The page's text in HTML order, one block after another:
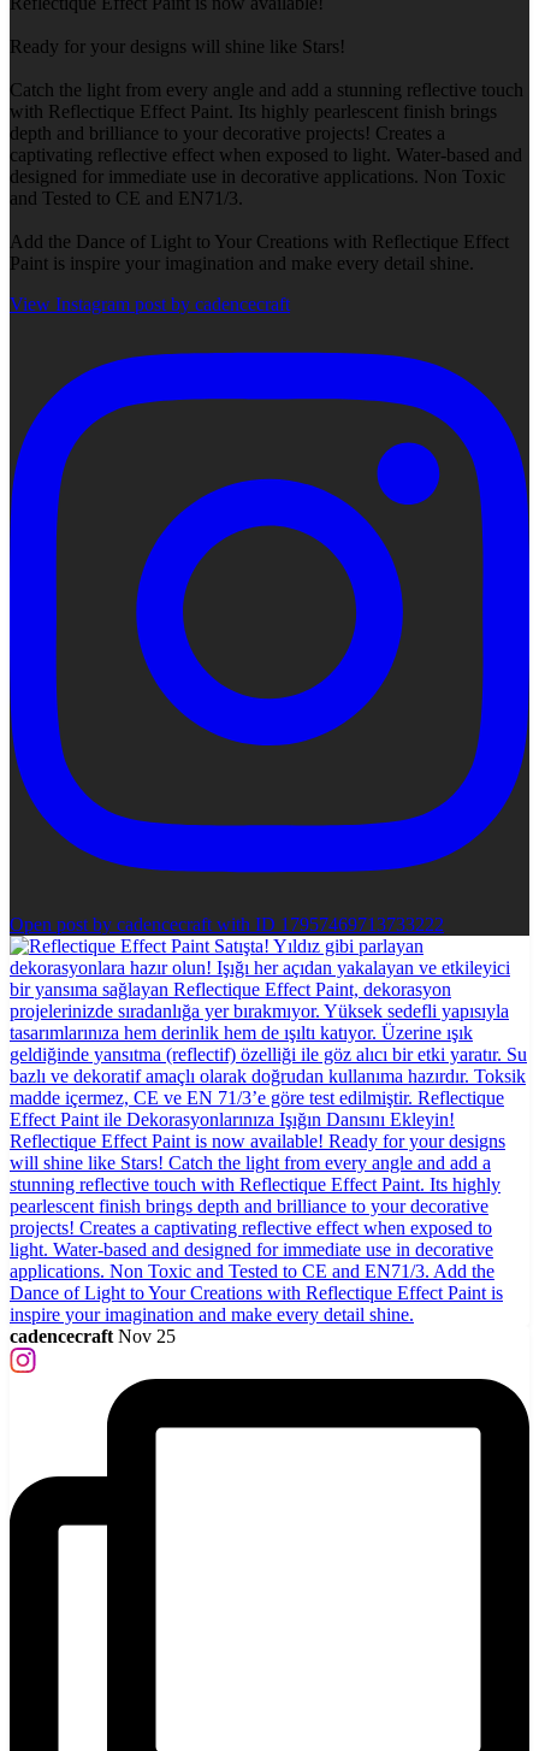
Ready for your designs will shine like Stars!
Catch the light from every angle and add a stunning reflective touch
with Reflectique Effect Paint. Its highly pearlescent finish brings
depth and brilliance to your decorative projects! Creates a
captivating reflective effect when exposed to light. Water-based and
designed for immediate use in decorative applications. Non Toxic
and Tested to CE and EN71/3.
Add the Dance of Light to Your Creations with Reflectique Effect
Paint is inspire your imagination and make every detail shine.
View Instagram post by cadencecraft
Open post by cadencecraft with ID 17957469713733222
cadencecraft Nov 25